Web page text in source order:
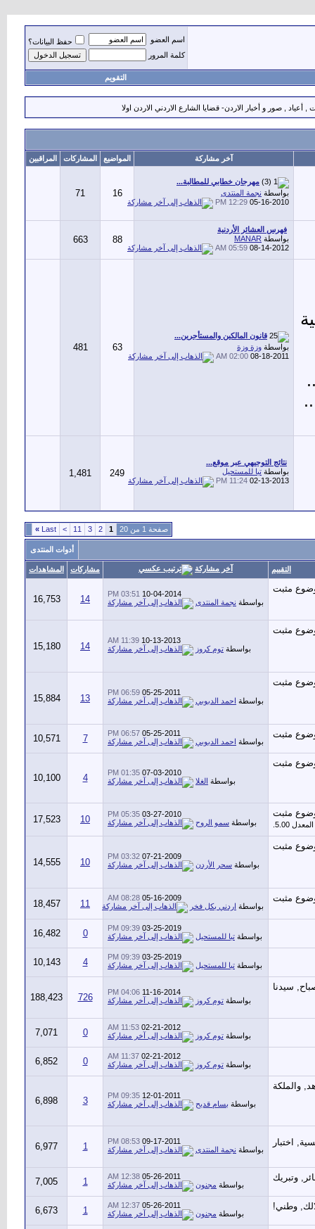
اسم العضو
حفظ البيانات؟
كلمة المرور
التقويم
, صور و أخبار الاردن- قضايا الشارع الاردني الاردن اولا
آخر مشاركة المواضيع المشاركات المراقبين
مهرجان خطابي للمطالبة...
بواسطة نجمة المنتدى
05-16-2010
12:29 PM
16
71
فهرس العشائر الأردنية
بواسطة MANAR
08-14-2012
05:59 AM
88
663
قانون المالكين والمستأجرين...
بواسطة وزة وزة
08-18-2011
02:00 AM
63
481
نتائج التوجيهي عبر موقع...
بواسطة تبا للمستحيل
02-13-2013
11:24 PM
249
1,481
صفحة 1 من 20 1
2
3
11
>
Last
»
أدوات المنتدى
التقييم آخر مشاركة مشاركات المشاهدات
10-04-2014
03:51 PM
بواسطة نجمة المنتدى 14
16,753
10-13-2013
11:39 AM
بواسطة توم كروز 14
15,180
05-25-2011
06:59 PM
بواسطة احمد الدبوبي 13
15,884
05-25-2011
06:57 PM
بواسطة احمد الدبوبي 7
10,571
07-03-2010
01:35 PM
بواسطة الغلا 4
10,100
03-27-2010
05:35 PM
بواسطة سمو الروح 10
17,523
07-21-2009
03:32 PM
بواسطة سحر الأردن 10
14,555
05-16-2009
08:28 AM
بواسطة اردني بكل فخر 11
18,457
03-25-2019
09:39 PM
بواسطة تبا للمستحيل 0
16,482
03-25-2019
09:39 PM
بواسطة تبا للمستحيل 4
10,143
11-16-2014
04:06 PM
بواسطة توم كروز 726
188,423
02-21-2012
11:53 AM
بواسطة توم كروز 0
7,071
02-21-2012
11:37 AM
بواسطة توم كروز 0
6,852
12-01-2011
09:35 PM
بواسطة بسام قديح 3
6,898
09-17-2011
08:53 PM
بواسطة نجمة المنتدى 1
6,977
05-26-2011
12:38 AM
بواسطة مجنون 1
7,005
05-26-2011
12:37 AM
بواسطة مجنون 1
6,673